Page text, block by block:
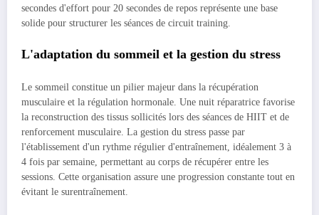
secondes d'effort pour 20 secondes de repos représente une base
solide pour structurer les séances de circuit training.
L'adaptation du sommeil et la gestion du stress
Le sommeil constitue un pilier majeur dans la récupération
musculaire et la régulation hormonale. Une nuit réparatrice favorise
la reconstruction des tissus sollicités lors des séances de HIIT et de
renforcement musculaire. La gestion du stress passe par
l'établissement d'un rythme régulier d'entraînement, idéalement 3 à
4 fois par semaine, permettant au corps de récupérer entre les
sessions. Cette organisation assure une progression constante tout en
évitant le surentraînement.